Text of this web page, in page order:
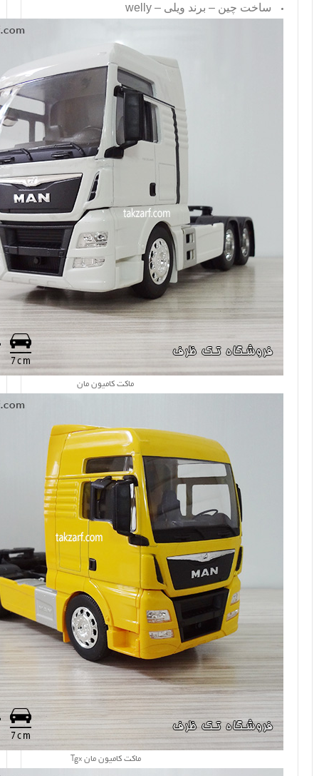
ساخت چین – برند ویلی – welly
ماکت کامیون مان
ماکت کامیون مان Tgx